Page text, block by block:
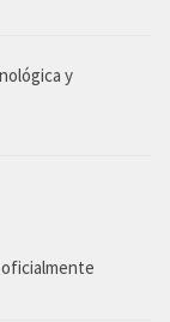
y
oficialmente